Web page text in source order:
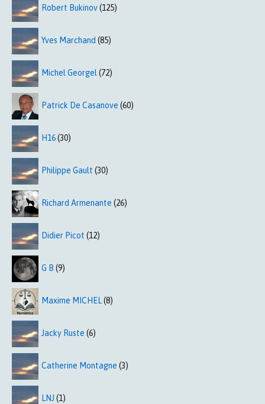
Robert Bukinov(125)
Yves Marchand (85)
Michel Georgel (72)
Patrick De Casanove (60)
H16(30)
Philippe Gault (30)
Richard Armenante (26)
Didier Picot (12)
G B (9)
Maxime MICHEL(8)
Jacky Ruste (6)
Catherine Montagne (3)
LNJ (1)